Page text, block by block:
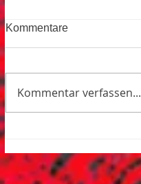
Kommentare
Kommentar verfassen...